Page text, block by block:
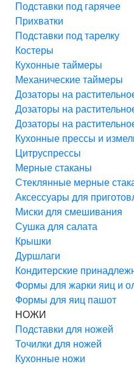
Подставки под гарячее
Прихватки
Подставки под тарелку
Костеры
Кухонные таймеры
Механические таймеры
Дозаторы на
Дозаторы на
Дозаторы на
Кухонные прессы и
Цитруспрессы
Мерные стаканы
Стеклянные мерные
Аксессуары для
Миски для смешивания
Сушка для салата
Крышки
Дуршлаги
Кондитерские
Формы для жарки яиц и
Формы для яиц пашот
НОЖИ
Подставки для ножей
Точилки для ножей
Кухонные ножи